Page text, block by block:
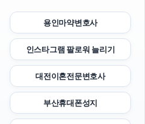
용인마약변호사
인스타그램 팔로워 늘리기
대전이혼전문변호사
부산휴대폰성지